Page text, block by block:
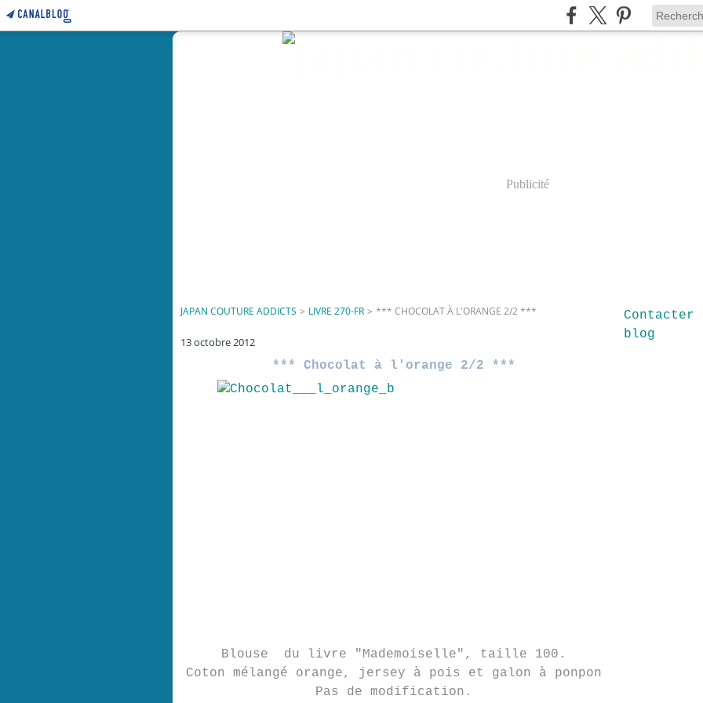
Publicité
JAPAN COUTURE ADDICTS > LIVRE 270-FR > *** CHOCOLAT À L'ORANGE 2/2 ***
13 octobre 2012
*** Chocolat à l'orange 2/2 ***
Blouse du livre "Mademoiselle", taille 100.
Coton mélangé orange, jersey à pois et galon à ponpon
Pas de modification.
blog